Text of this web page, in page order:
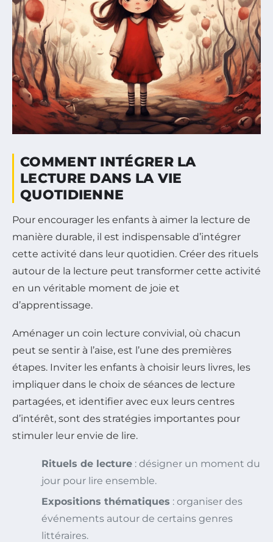
COMMENT INTÉGRER LA
LECTURE DANS LA VIE
QUOTIDIENNE
Pour encourager les enfants à aimer la lecture de
manière durable, il est indispensable d’intégrer
cette activité dans leur quotidien. Créer des rituels
autour de la lecture peut transformer cette activité
en un véritable moment de joie et
d’apprentissage.
Aménager un coin lecture convivial, où chacun
peut se sentir à l’aise, est l’une des premières
étapes. Inviter les enfants à choisir leurs livres, les
impliquer dans le choix de séances de lecture
partagées, et identifier avec eux leurs centres
d’intérêt, sont des stratégies importantes pour
stimuler leur envie de lire.
Rituels de lecture : désigner un moment du
jour pour lire ensemble.
Expositions thématiques : organiser des
événements autour de certains genres
littéraires.